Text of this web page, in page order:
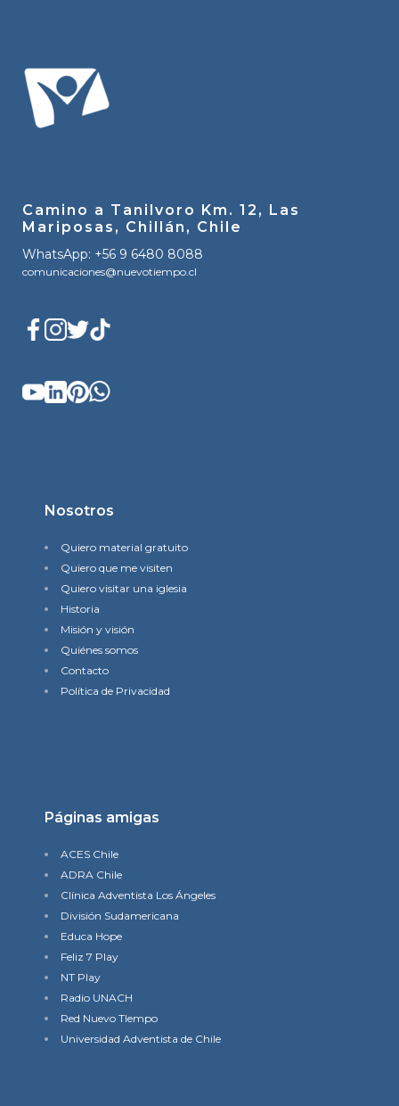
Camino a Tanilvoro Km. 12, Las
Mariposas, Chillán, Chile
WhatsApp: +56 9 6480 8088
comunicaciones@nuevotiempo.cl
Nosotros
Quiero material gratuito
Quiero que me visiten
Quiero visitar una iglesia
Historia
Misión y visión
Quiénes somos
Contacto
Política de Privacidad
Páginas amigas
ACES Chile
ADRA Chile
Clínica Adventista Los Ángeles
División Sudamericana
Educa Hope
Feliz 7 Play
NT Play
Radio UNACH
Red Nuevo TIempo
Universidad Adventista de Chile